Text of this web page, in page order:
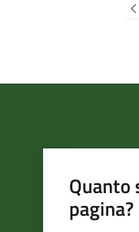
Quanto
pagina?